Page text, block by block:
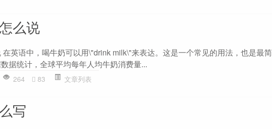
么说
英语中，喝牛奶可以用\"drink milk\"来表达。这是一个常见的用法，也是最简
据统计，全球平均每年人均牛奶消费量...
264 83 文章列表
写